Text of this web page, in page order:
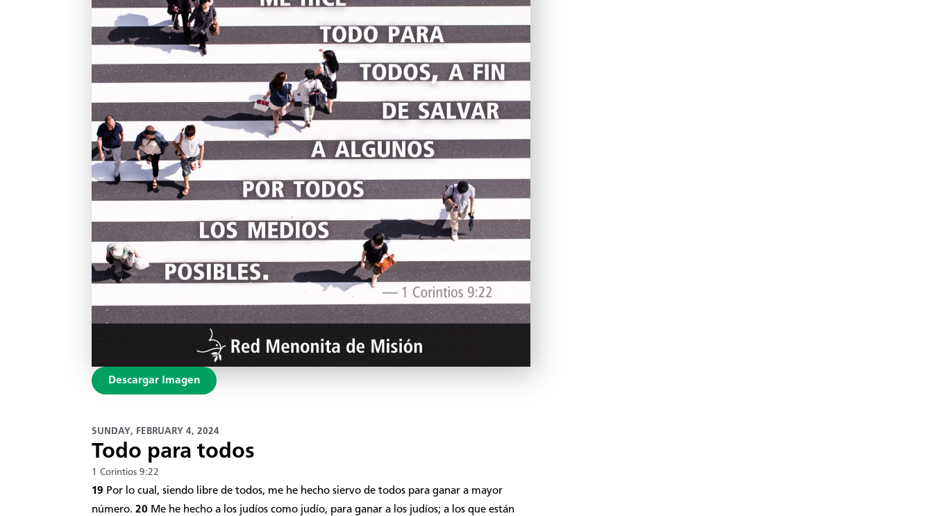
Descargar Imagen
SUNDAY, FEBRUARY 4, 2024
Todo para todos
1 Corintios 9:22
19 Por lo cual, siendo libre de todos, me he hecho siervo de todos para ganar a mayor
número. 20 Me he hecho a los judíos como judío, para ganar a los judíos; a los que están